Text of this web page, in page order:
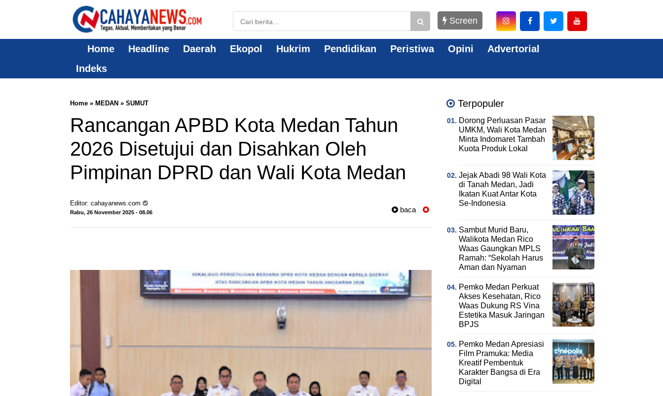
Screen
Home Headline Daerah Ekopol Hukrim Pendidikan Peristiwa Opini
Advertorial
Indeks
Home » MEDAN » SUMUT
Rancangan APBD Kota Medan Tahun
2026 Disetujui dan Disahkan Oleh
Pimpinan DPRD dan Wali Kota Medan
Editor: cahayanews.com
Rabu, 26 November 2025 - 08.06 baca
Terpopuler
Dorong Perluasan Pasar
UMKM, Wali Kota Medan
Minta Indomaret Tambah
Kuota Produk Lokal
Jejak Abadi 98 Wali Kota
di Tanah Medan, Jadi
Ikatan Kuat Antar Kota
Se-Indonesia
Sambut Murid Baru,
Walikota Medan Rico
Waas Gaungkan MPLS
Ramah: “Sekolah Harus
Aman dan Nyaman
Pemko Medan Perkuat
Akses Kesehatan, Rico
Waas Dukung RS Vina
Estetika Masuk Jaringan
BPJS
Pemko Medan Apresiasi
Film Pramuka: Media
Kreatif Pembentuk
Karakter Bangsa di Era
Digital